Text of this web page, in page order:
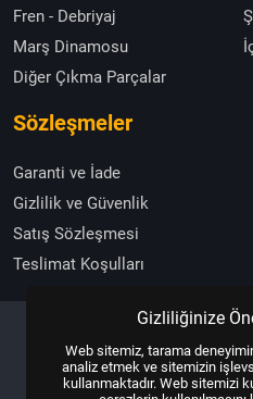
Fren - Debriyaj
Marş Dinamosu
Diğer Çıkma Parçalar
Sözleşmeler
Garanti ve İade
Gizlilik ve Güvenlik
Satış Sözleşmesi
Teslimat Koşulları
Copyright © 2025, All
Gizliliğinize
Web sitemiz, tarama
analiz etmek ve sitemizin
kullanmaktadır. Web sitemizi